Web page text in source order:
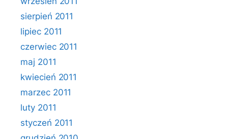
sierpień 2011
lipiec 2011
czerwiec 2011
maj 2011
kwiecień 2011
marzec 2011
luty 2011
styczeń 2011